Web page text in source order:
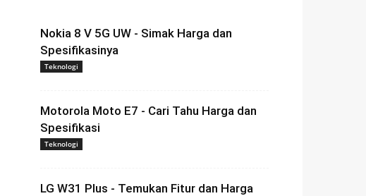
Nokia 8 V 5G UW - Simak Harga dan
Spesifikasinya
Teknologi
Motorola Moto E7 - Cari Tahu Harga dan
Spesifikasi
Teknologi
LG W31 Plus - Temukan Fitur dan Harga